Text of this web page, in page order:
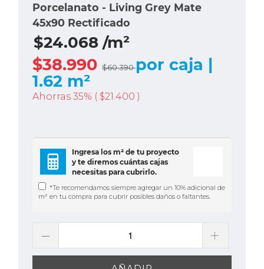
Porcelanato - Living Grey Mate
45x90 Rectificado
$24.068 /m²
$38.990$60.390por caja |
1.62 m²
Ahorras 35% ( $21.400)
Ingresa los m² de tu proyecto
y te diremos cuántas cajas
necesitas para cubrirlo.
*Te recomendamos siempre agregar un 10% adicional de
m² en tu compra para cubrir posibles daños o faltantes.